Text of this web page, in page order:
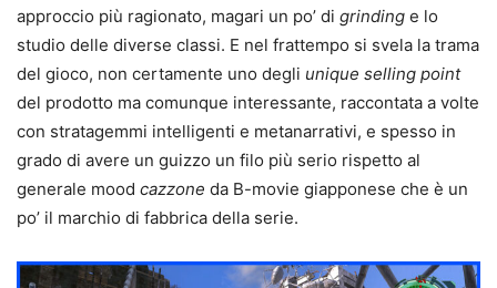
approccio più ragionato, magari un po’ di grinding e lo
studio delle diverse classi. E nel frattempo si svela la trama
del gioco, non certamente uno degli unique selling point
del prodotto ma comunque interessante, raccontata a volte
con stratagemmi intelligenti e metanarrativi, e spesso in
grado di avere un guizzo un filo più serio rispetto al
generale mood cazzone da B-movie giapponese che è un
po’ il marchio di fabbrica della serie.